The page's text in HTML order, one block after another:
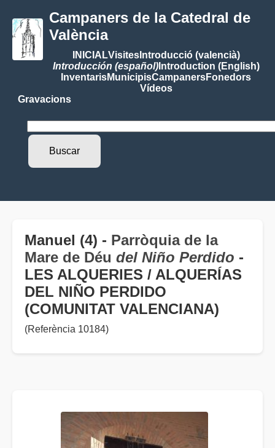
Campaners de la Catedral de
València
INICIALVisitesIntroducció (valencià)
Introducción (español)Introduction (English)
InventarisMunicipisCampanersFonedors
Vídeos
Gravacions
Manuel (4) - Parròquia de la
Mare de Déu del Niño Perdido -
LES ALQUERIES / ALQUERÍAS
DEL NIÑO PERDIDO
(COMUNITAT VALENCIANA)
(Referència 10184)